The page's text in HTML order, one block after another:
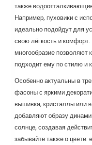
также
Например, пуховики с
идеально подойдут для
свою лёгкость и
многообразие позволяют
подходит ему по стилю и
Особенно актуальны в
фасоны с яркими
вышивка, кристаллы или
добавляют образу
солнце, создавая
забывайте также о цвете: